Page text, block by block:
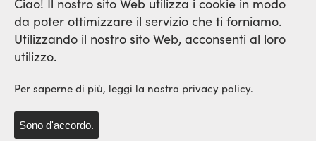
Rete Sindicale Internazionale
Ciao! Il nostro sito Web utilizza i cookie in modo
da poter ottimizzare il servizio che ti forniamo.
Utilizzando il nostro sito Web, acconsenti al loro
utilizzo.
Per saperne di più, leggi la nostra privacy policy.
Sono d'accordo.